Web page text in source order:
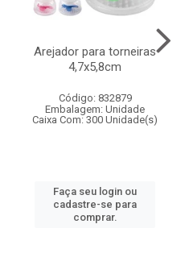
Arejador para torneiras
4,7x5,8cm
Código: 832879
Embalagem: Unidade
Caixa Com: 300 Unidade(s)
Faça seu login ou
cadastre-se para
comprar.